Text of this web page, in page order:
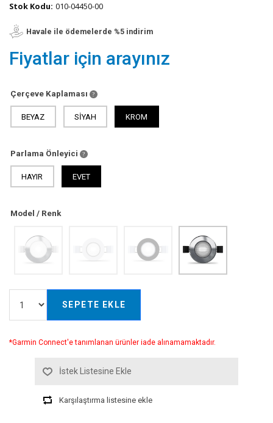
Stok Kodu: 010-04450-00
Havale ile ödemelerde %5 indirim
Fiyatlar için arayınız
Çerçeve Kaplaması
BEYAZ SİYAH KROM
Parlama Önleyici
HAYIR EVET
Model / Renk
SEPETE EKLE
*Garmin Connect'e tanımlanan ürünler iade alınamamaktadır.
İstek Listesine Ekle
Karşılaştırma listesine ekle